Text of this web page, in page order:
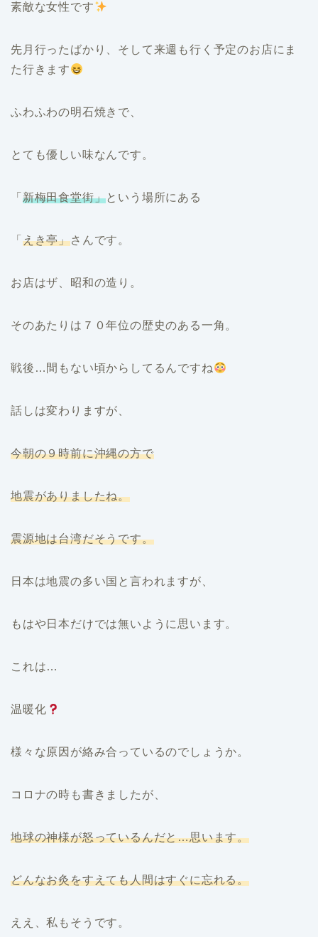
素敵な女性です
先月行ったばかり、そして来週も行く予定のお店にま
た行きます
ふわふわの明石焼きで、
とても優しい味なんです。
「 新梅田食堂街」という場所にある
「 えき亭」さんです。
お店はザ、昭和の造り。
そのあたりは７０年位の歴史のある一角。
戦後…間もない頃からしてるんですね
話しは変わりますが、
今朝の９時前に沖縄の方で
地震がありましたね。
震源地は台湾だそうです。
日本は地震の多い国と言われますが、
もはや日本だけでは無いように思います。
これは…
温暖化
様々な原因が絡み合っているのでしょうか。
コロナの時も書きましたが、
地球の神様が怒っているんだと…思います。
どんなお灸をすえても人間はすぐに忘れる。
ええ、私もそうです。